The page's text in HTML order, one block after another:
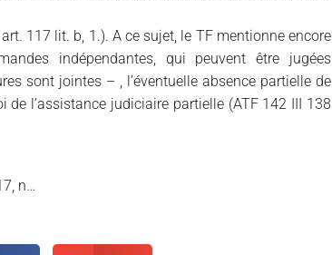
117 lit. b, 1.). A ce sujet, le TF mentionne encore
indépendantes, qui peuvent être jugées
sont jointes – , l’éventuelle absence partielle de
de l’assistance judiciaire partielle (ATF 142 III 138
n…